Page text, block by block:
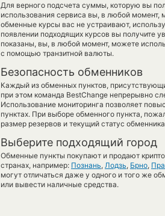
Для верного подсчета суммы, которую вы
использования сервиса вы, в любой момент,
обменные курсы вас не устраивают,
появлении подходящих курсов вы получите
показаны, вы, в любой момент, можете
с помощью транзитной валюты.
Безопасность обменников
Каждый из обменных пунктов,
при этом команда BestChange непрерывно
Использование мониторинга позволяет
пунктах. При выборе обменного пункта,
размер резервов и текущий статус
Выберите подходящий город
Обменные пункты покупают и продают
странах, например: Познань, Лодзь, Брно,
могут отличаться даже у одного и того же
или вывести наличные средства.